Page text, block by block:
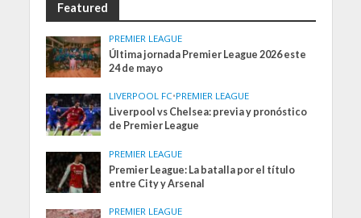
Featured
PREMIER LEAGUE
Última jornada Premier League 2026 este
24 de mayo
LIVERPOOL FC•PREMIER LEAGUE
Liverpool vs Chelsea: previa y pronóstico
de Premier League
PREMIER LEAGUE
Premier League: La batalla por el título
entre City y Arsenal
PREMIER LEAGUE